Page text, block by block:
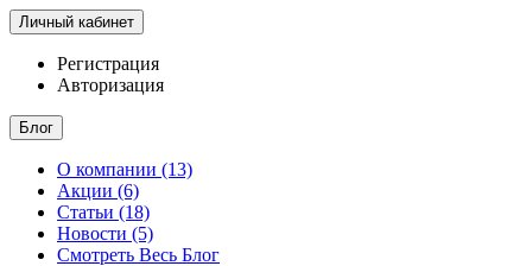
Личный кабинет
Регистрация
Авторизация
Блог
О компании (13)
Акции (6)
Статьи (18)
Новости (5)
Смотреть Весь Блог